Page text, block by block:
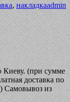
, накладкаadmin
Киеву. (при сумме
доставка по
Самовывоз из